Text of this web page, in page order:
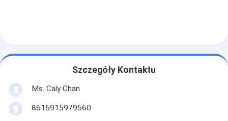
Szczegóły Kontaktu
Ms. Caly Chan
8615915979560